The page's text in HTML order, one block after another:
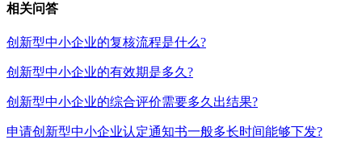
相关问答
创新型中小企业的复核流程是什么?
创新型中小企业的有效期是多久?
创新型中小企业的综合评价需要多久出结果?
申请创新型中小企业认定通知书一般多长时间能够下发?